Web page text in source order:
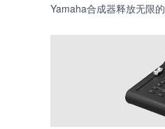
Yamaha合成器释放无限